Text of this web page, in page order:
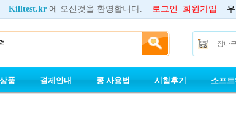
Killtest.kr 에 오신것을 환영합니다. 로그인 회원가입
장바
품 결제안내 콩 사용법 시험후기 소프